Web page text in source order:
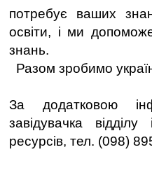
потребує ваших
освіти, і ми
знань.
Разом зробимо
За додатковою
завідувачка
ресурсів, тел. (098)